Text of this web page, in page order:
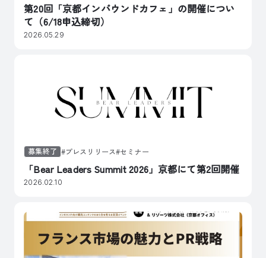
第20回「京都インバウンドカフェ」の開催につい
て（6/18申込締切）
2026.05.29
募集終了 プレスリリース セミナー
「Bear Leaders Summit 2026」京都にて第2回開催
2026.02.10